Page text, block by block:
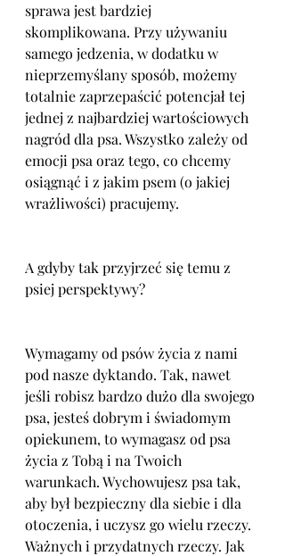
sprawa jest bardziej
skomplikowana. Przy używaniu
samego jedzenia, w dodatku w
nieprzemyślany sposób, możemy
totalnie zaprzepaścić potencjał tej
jednej z najbardziej wartościowych
nagród dla psa. Wszystko zależy od
emocji psa oraz tego, co chcemy
osiągnąć i z jakim psem (o jakiej
wrażliwości) pracujemy.
A gdyby tak przyjrzeć się temu z
psiej perspektywy?
Wymagamy od psów życia z nami
pod nasze dyktando. Tak, nawet
jeśli robisz bardzo dużo dla swojego
psa, jesteś dobrym i świadomym
opiekunem, to wymagasz od psa
życia z Tobą i na Twoich
warunkach. Wychowujesz psa tak,
aby był bezpieczny dla siebie i dla
otoczenia, i uczysz go wielu rzeczy.
Ważnych i przydatnych rzeczy. Jak